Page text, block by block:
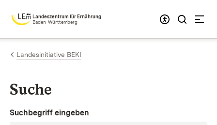
Zum Inhalt springen
Landeszentrum für Ernährung
Baden-Württemberg
Landesinitiative BEKI
Suche
Suchbegriff eingeben